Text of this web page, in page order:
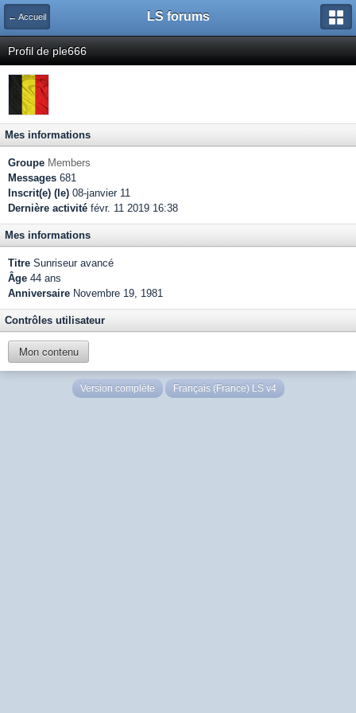
← Accueil LS forums
Profil de ple666
Mes informations
Groupe Members
Messages 681
Inscrit(e) (le) 08-janvier 11
Dernière activité févr. 11 2019 16:38
Mes informations
Titre Sunriseur avancé
Âge 44 ans
Anniversaire Novembre 19, 1981
Contrôles utilisateur
Mon contenu
Version complète Français (France) LS v4